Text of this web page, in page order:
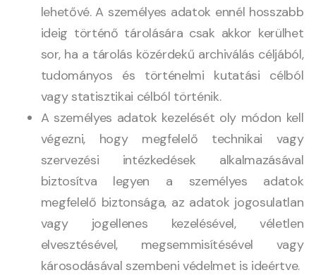
lehetővé. A személyes adatok ennél hosszabb
ideig történő tárolására csak akkor kerülhet
sor, ha a tárolás közérdekű archiválás céljából,
tudományos és történelmi kutatási célból
vagy statisztikai célból történik.
A személyes adatok kezelését oly módon kell
végezni, hogy megfelelő technikai vagy
szervezési intézkedések alkalmazásával
biztosítva legyen a személyes adatok
megfelelő biztonsága, az adatok jogosulatlan
vagy jogellenes kezelésével, véletlen
elvesztésével, megsemmisítésével vagy
károsodásával szembeni védelmet is ideértve.